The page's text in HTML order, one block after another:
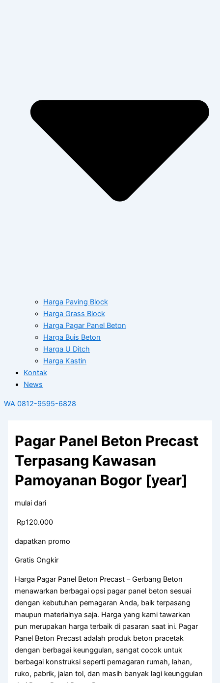
Harga Paving Block
Harga Grass Block
Harga Pagar Panel Beton
Harga Buis Beton
Harga U Ditch
Harga Kastin
Kontak
News
WA 0812-9595-6828
Pagar Panel Beton Precast
Terpasang Kawasan
Pamoyanan Bogor [year]
mulai dari
Rp120.000
dapatkan promo
Gratis Ongkir
Harga Pagar Panel Beton Precast – Gerbang Beton
menawarkan berbagai opsi pagar panel beton sesuai
dengan kebutuhan pemagaran Anda, baik terpasang
maupun materialnya saja. Harga yang kami tawarkan
pun merupakan harga terbaik di pasaran saat ini. Pagar
Panel Beton Precast adalah produk beton pracetak
dengan berbagai keunggulan, sangat cocok untuk
berbagai konstruksi seperti pemagaran rumah, lahan,
ruko, pabrik, jalan tol, dan masih banyak lagi keunggulan